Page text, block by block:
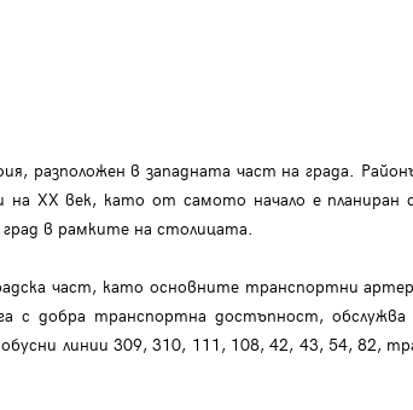
разположен в западната част на града.
на XX век, като от самото начало е
в рамките на столицата.
част, като основните транспортни
с добра транспортна достъпност,
линии 309, 310, 111, 108, 42, 43, 54, 82,